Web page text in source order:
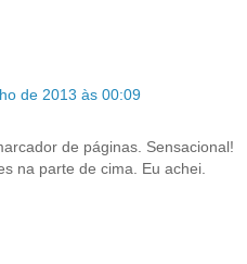
de 2013 às 00:09
de páginas. Sensacional!
na parte de cima. Eu achei.